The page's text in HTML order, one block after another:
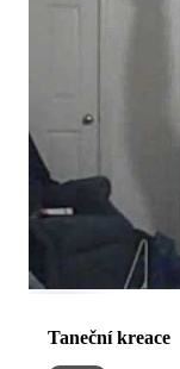
Taneční kreace